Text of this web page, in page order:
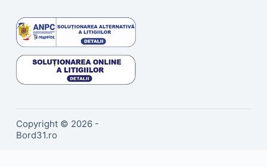
Copyright © 2026 -
Bord31.ro